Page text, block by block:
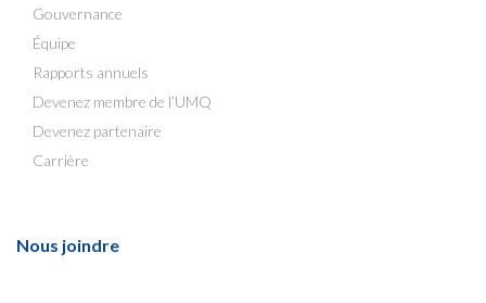
Gouvernance
Équipe
Rapports annuels
Devenez membre de l’UMQ
Devenez partenaire
Carrière
Nous joindre